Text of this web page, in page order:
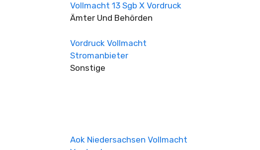
Vollmacht 13 Sgb X Vordruck
Ämter Und Behörden
Vordruck Vollmacht
Stromanbieter
Sonstige
Aok Niedersachsen Vollmacht